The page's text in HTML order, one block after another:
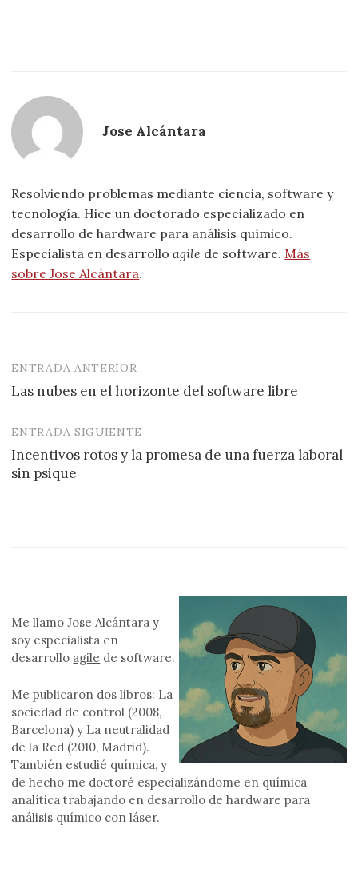
Jose Alcántara
Resolviendo problemas mediante ciencia, software y
tecnología. Hice un doctorado especializado en
desarrollo de hardware para análisis químico.
Especialista en desarrolloagile de software. Más
sobre Jose Alcántara.
Navegación
de
entradas
ENTRADA ANTERIOR
Las nubes en el horizonte del software libre
ENTRADA SIGUIENTE
Incentivos rotos y la promesa de una fuerza laboral
sin psique
Me llamoJose Alcántara y
soy especialista en
desarrollo agile de software.
Me publicaron dos libros: La
sociedad de control (2008,
Barcelona) y La neutralidad
de la Red (2010, Madrid).
También estudié química, y
de hecho me doctoré especializándome en química
analítica trabajando en desarrollo de hardware para
análisis químico con láser.